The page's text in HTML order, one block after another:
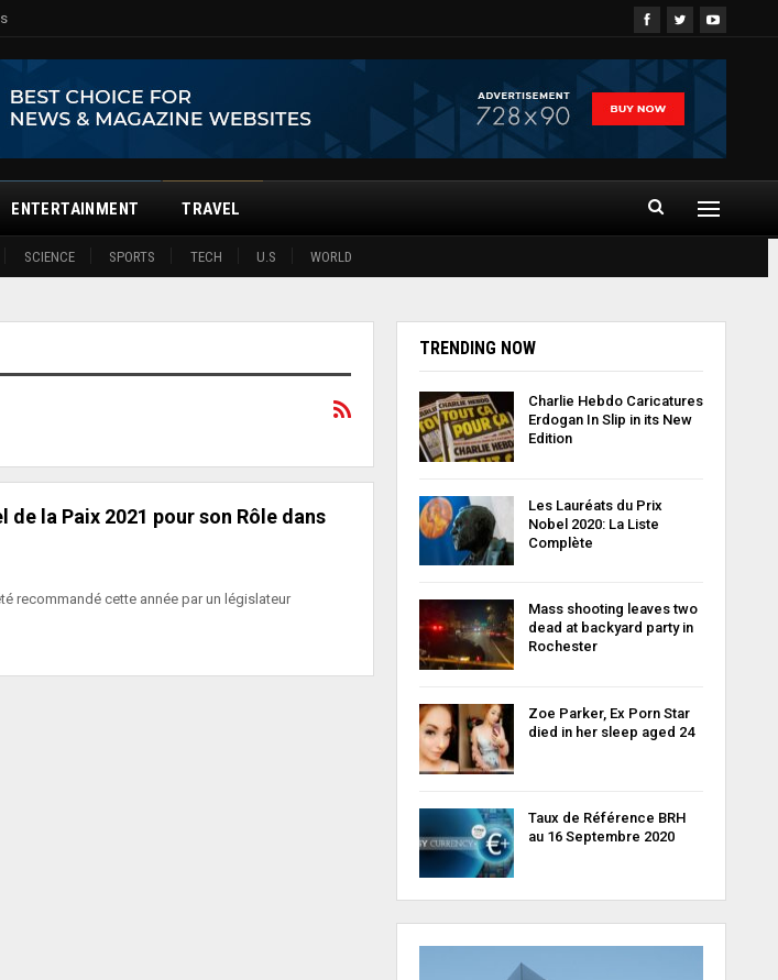
SCIENCE SPORTS TECH U.S WORLD
ENTERTAINMENT TRAVEL
de la Paix 2021 pour son Rôle dans
recommandé cette année par un législateur
TRENDING NOW
Charlie Hebdo Caricatures
Erdogan In Slip in its New
Edition
Les Lauréats du Prix
Nobel 2020: La Liste
Complète
Mass shooting leaves two
dead at backyard party in
Rochester
Zoe Parker, Ex Porn Star
died in her sleep aged 24
Taux de Référence BRH
au 16 Septembre 2020